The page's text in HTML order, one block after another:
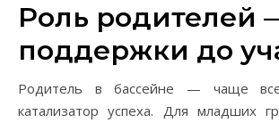
Роль родителей
поддержки до
Родитель в бассейне — чаще
катализатор успеха. Для младших